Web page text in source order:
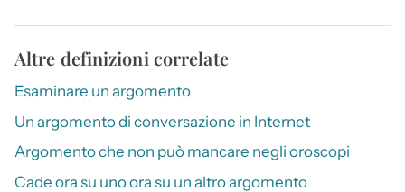
Altre definizioni correlate
Esaminare un argomento
Un argomento di conversazione in Internet
Argomento che non può mancare negli oroscopi
Cade ora su uno ora su un altro argomento